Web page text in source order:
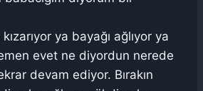
ya bayağı ağlıyor ya
evet ne diyordun nerede
devam ediyor. Bırakın